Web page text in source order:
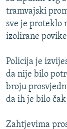
tramvajski
sve je proteklo
izolirane
Policija je
da nije bilo
broju
da ih je bilo
Zahtjevima